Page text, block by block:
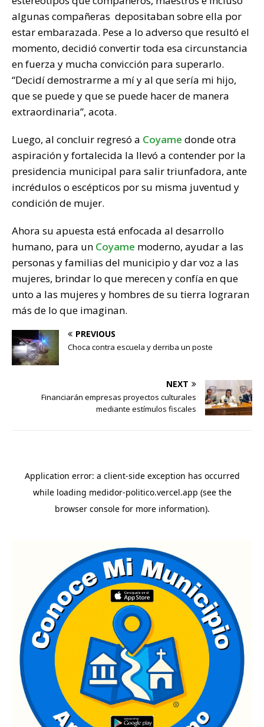
algunas compañeras depositaban sobre ella por
estar embarazada. Pese a lo adverso que resultó el
momento, decidió convertir toda esa circunstancia
en fuerza y mucha convicción para superarlo.
“Decidí demostrarme a mí y al que sería mi hijo,
que se puede y que se puede hacer de manera
extraordinaria”, acota.
Luego, al concluir regresó a Coyame donde otra
aspiración y fortalecida la llevó a contender por la
presidencia municipal para salir triunfadora, ante
incrédulos o escépticos por su misma juventud y
condición de mujer.
Ahora su apuesta está enfocada al desarrollo
humano, para un Coyame moderno, ayudar a las
personas y familias del municipio y dar voz a las
mujeres, brindar lo que merecen y confía en que
unto a las mujeres y hombres de su tierra lograran
más de lo que imaginan.
PREVIOUS
Choca contra escuela y derriba un poste
NEXT
Financiarán empresas proyectos culturales
mediante estímulos fiscales